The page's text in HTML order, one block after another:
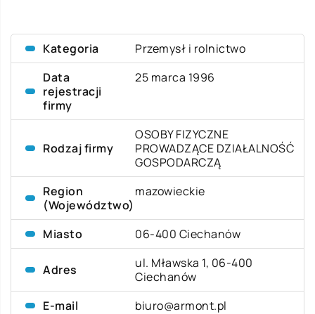
Kategoria
Przemysł i rolnictwo
Data
rejestracji
firmy
25 marca 1996
Rodzaj firmy
OSOBY FIZYCZNE
PROWADZĄCE DZIAŁALNOŚĆ
GOSPODARCZĄ
Region
(Województwo)
mazowieckie
Miasto 06-400 Ciechanów
Adres
ul. Mławska 1, 06-400
Ciechanów
E-mail
biuro@armont.pl